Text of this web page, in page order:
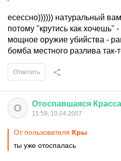
есессно)))))) натуральный
потому "крутись как хочешь"
мощное оружие убийства -
бомба местного разлива так-
Ответить
О Отоспавшаяся
15:59, 10.04.2007
От пользователя Кры
ты уже отоспалась